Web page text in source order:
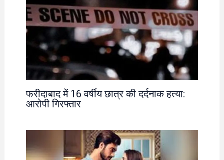
फरीदाबाद में 16 वर्षीय छात्र की दर्दनाक हत्या:
आरोपी गिरफ्तार